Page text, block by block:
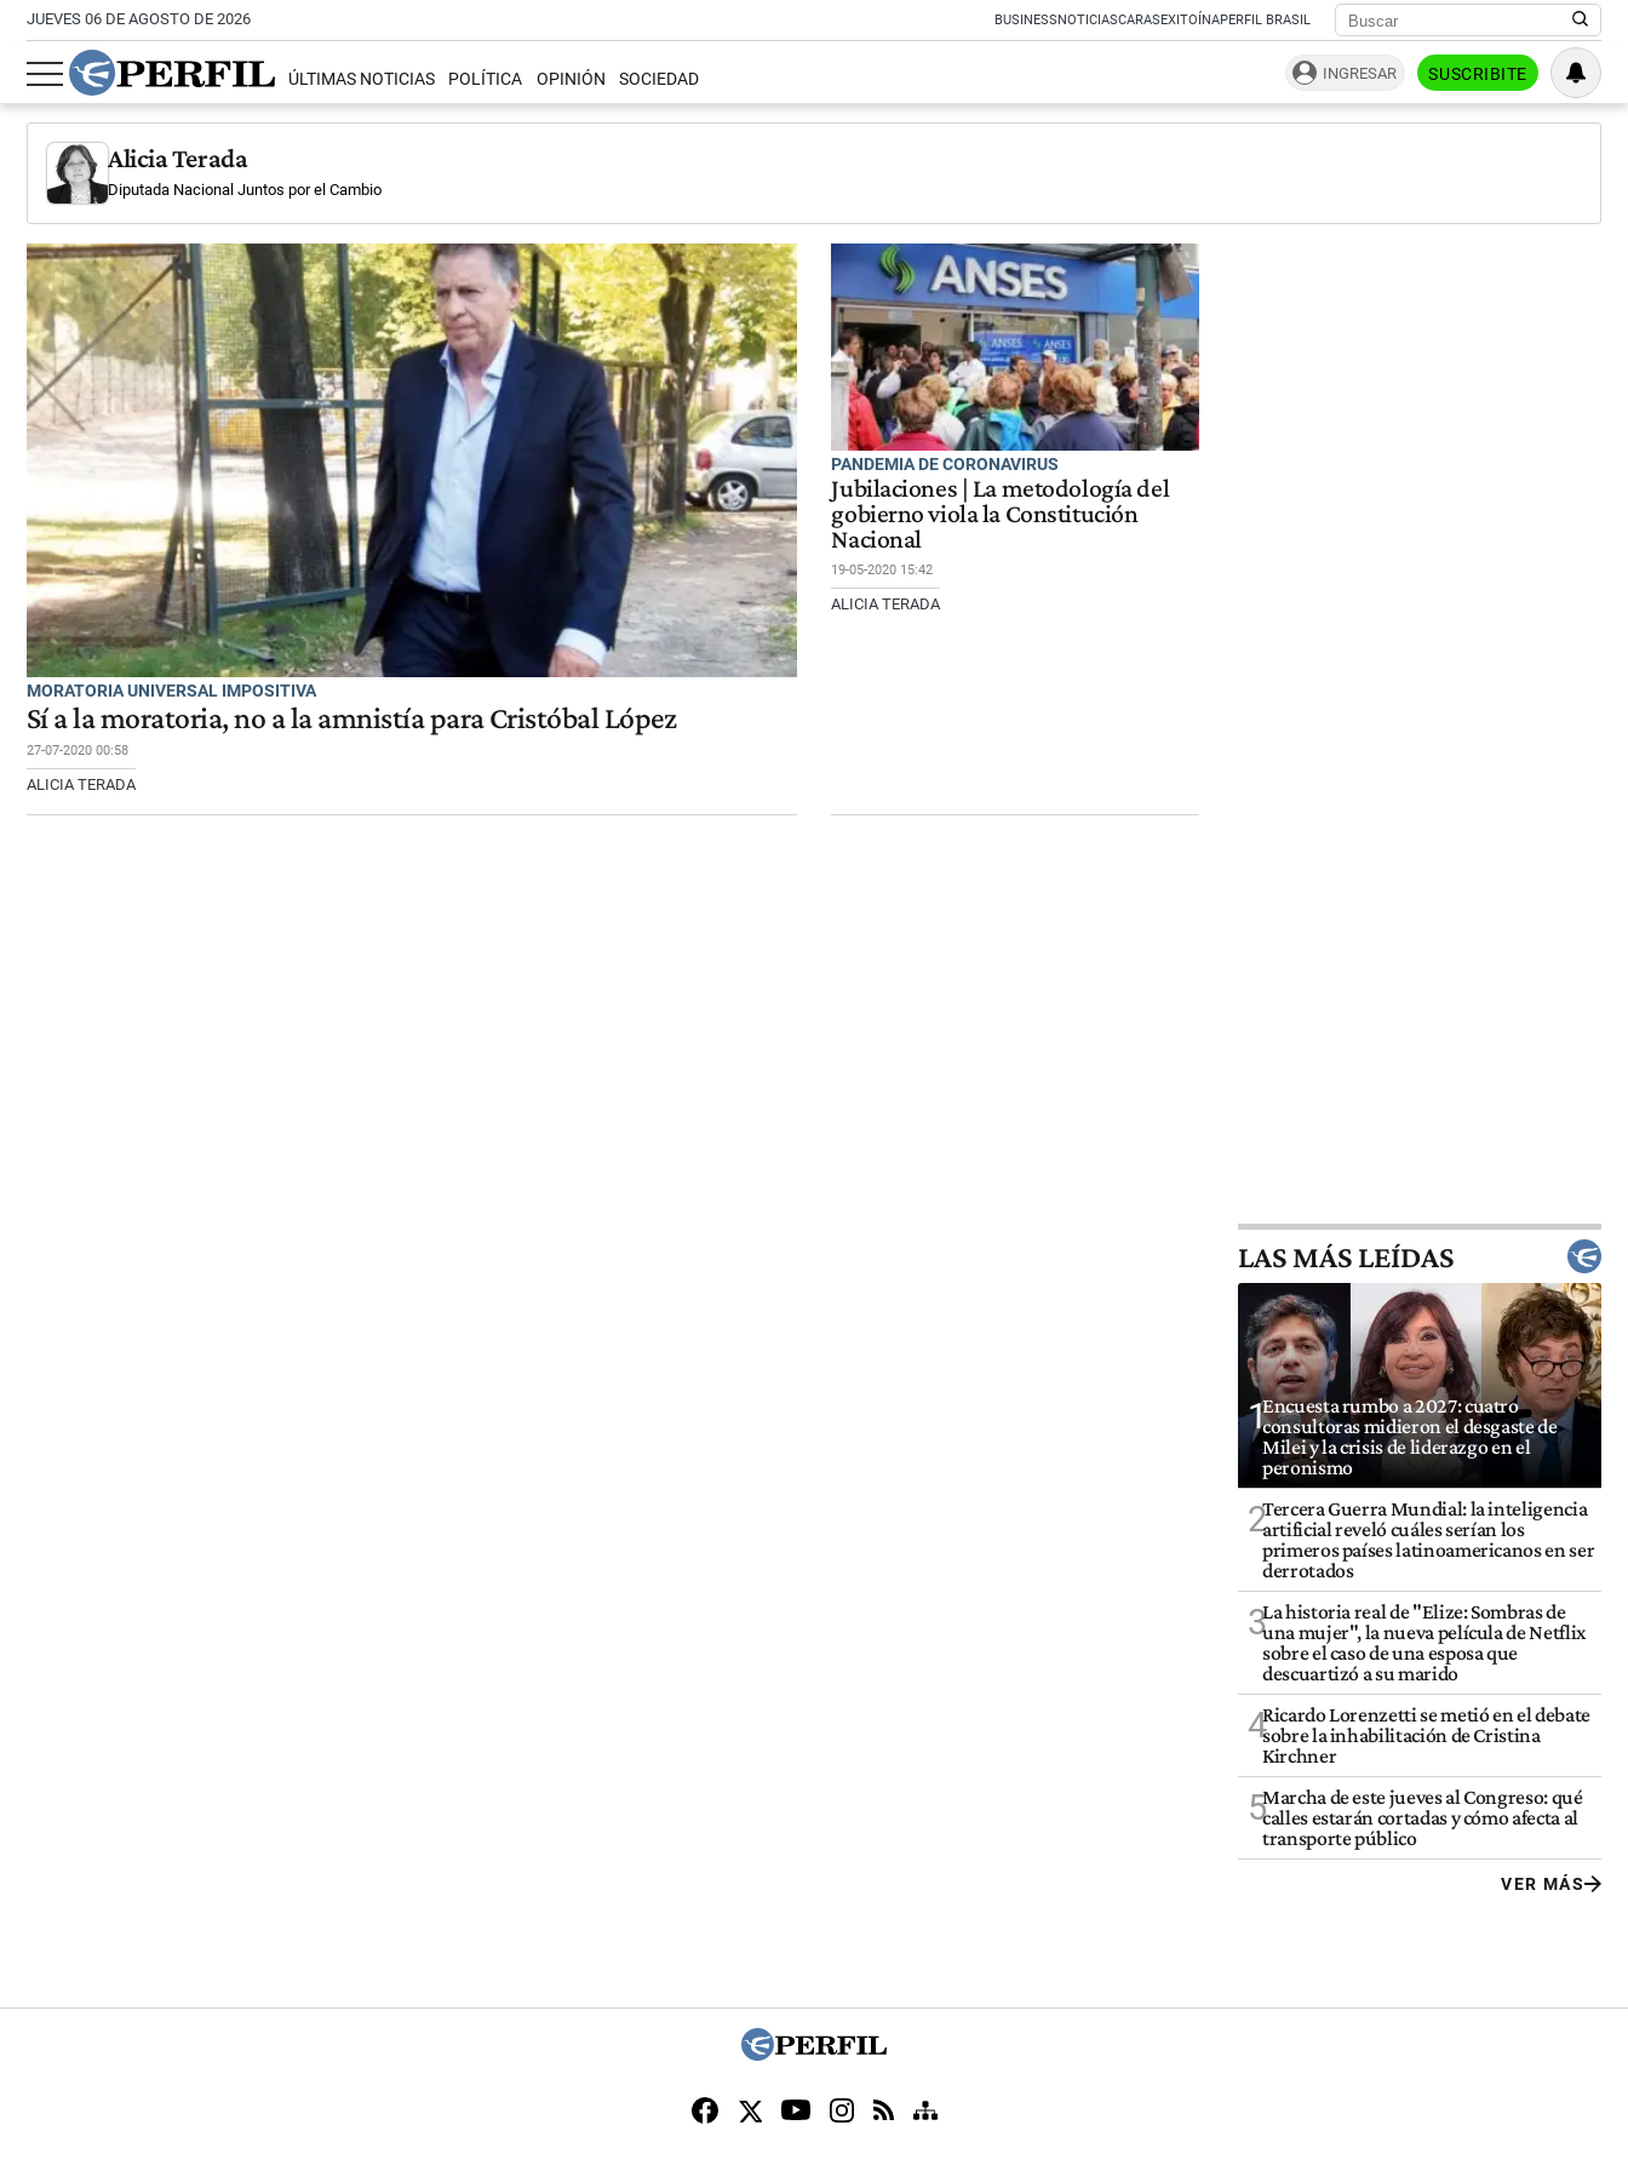
JUEVES 06 DE AGOSTO DE 2026 BUSINESSNOTICIASCARASEXITOÍNAPERFIL BRASIL
ÚLTIMAS NOTICIAS POLÍTICA OPINIÓN SOCIEDAD INGRESAR SUSCRIBITE
Alicia Terada
Diputada Nacional Juntos por el Cambio
MORATORIA UNIVERSAL IMPOSITIVA
Sí a la moratoria, no a la amnistía para Cristóbal López
27-07-2020 00:58
ALICIA TERADA
PANDEMIA DE CORONAVIRUS
Jubilaciones | La metodología del
gobierno viola la Constitución
Nacional
19-05-2020 15:42
ALICIA TERADA
LAS MÁS LEÍDAS
1Encuesta rumbo a 2027: cuatro
consultoras midieron el desgaste de
Milei y la crisis de liderazgo en el
peronismo
2Tercera Guerra Mundial: la inteligencia
artificial reveló cuáles serían los
primeros países latinoamericanos en ser
derrotados
3La historia real de "Elize: Sombras de
una mujer", la nueva película de Netflix
sobre el caso de una esposa que
descuartizó a su marido
4Ricardo Lorenzetti se metió en el debate
sobre la inhabilitación de Cristina
Kirchner
5Marcha de este jueves al Congreso: qué
calles estarán cortadas y cómo afecta al
transporte público
VER MÁS